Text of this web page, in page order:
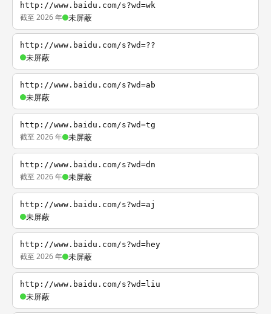
http://www.baidu.com/s?wd=wk
截至 2026 年 未屏蔽
http://www.baidu.com/s?wd=??
未屏蔽
http://www.baidu.com/s?wd=ab
未屏蔽
http://www.baidu.com/s?wd=tg
截至 2026 年 未屏蔽
http://www.baidu.com/s?wd=dn
截至 2026 年 未屏蔽
http://www.baidu.com/s?wd=aj
未屏蔽
http://www.baidu.com/s?wd=hey
截至 2026 年 未屏蔽
http://www.baidu.com/s?wd=liu
未屏蔽